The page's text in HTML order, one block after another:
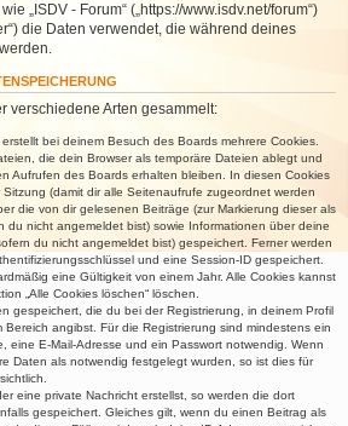
„ISDV - Forum“ („https://www.isdv.net/forum“)
die Daten verwendet, die während deines
verschiedene Arten gesammelt:
bei deinem Besuch des Boards mehrere Cookies.
die dein Browser als temporäre Dateien ablegt und
Aufrufen des Boards erhalten bleiben. In diesen Cookies
(damit dir alle Seitenaufrufe zugeordnet werden
die von dir gelesenen Beiträge (zur Markierung dieser als
du nicht angemeldet bist) sowie Informationen über deine
du nicht angemeldet bist) gespeichert. Ferner werden
und eine Session-ID gespeichert.
eine Gültigkeit von einem Jahr. Alle Cookies kannst
„Alle Cookies löschen“ löschen.
gespeichert, die du bei der Registrierung, in deinem Profil
Bereich angibst. Für die Registrierung sind mindestens ein
eine E-Mail-Adresse und ein Passwort notwendig. Wenn
Daten als notwendig festgelegt wurden, so ist dies für
eine private Nachricht erstellst, so werden die dort
gespeichert. Gleiches gilt, wenn du einen Beitrag als